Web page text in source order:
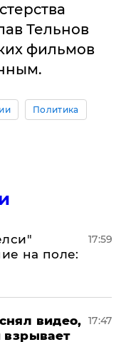
Тельнов
фильмов
Политика
на поле:
17:59
видео,
взрывает
17:47